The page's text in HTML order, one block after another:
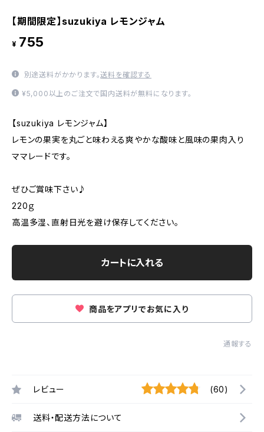
【期間限定】suzukiya レモンジャム
¥ 755
別途送料がかかります。送料を確認する
¥5,000以上のご注文で国内送料が無料になります。
【suzukiya レモンジャム】
レモンの果実を丸ごと味わえる爽やかな酸味と風味の果肉入り
ママレードです。
ぜひご賞味下さい♪
220ｇ
高温多湿、直射日光を避け保存してください。
カートに入れる
商品をアプリでお気に入り
通報する
レビュー (60)
送料・配送方法について